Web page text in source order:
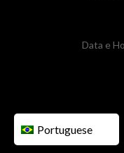
Data e
Portuguese